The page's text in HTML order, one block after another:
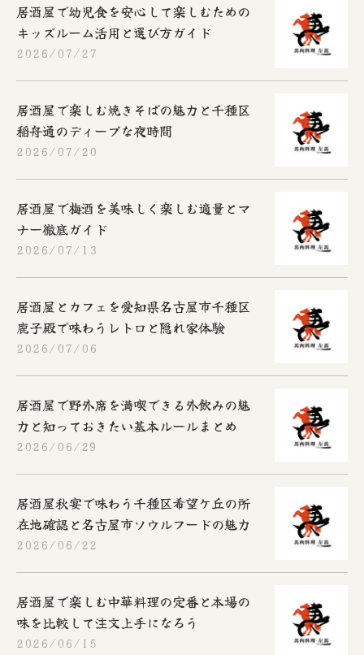
居酒屋で幼児食を安心して楽しむための
キッズルーム活用と選び方ガイド
2026/07/27
居酒屋で楽しむ焼きそばの魅力と千種区
稲舟通のディープな夜時間
2026/07/20
居酒屋で梅酒を美味しく楽しむ適量とマ
ナー徹底ガイド
2026/07/13
居酒屋とカフェを愛知県名古屋市千種区
鹿子殿で味わうレトロと隠れ家体験
2026/07/06
居酒屋で野外席を満喫できる外飲みの魅
力と知っておきたい基本ルールまとめ
2026/06/29
居酒屋秋宴で味わう千種区希望ケ丘の所
在地確認と名古屋市ソウルフードの魅力
2026/06/22
居酒屋で楽しむ中華料理の定番と本場の
味を比較して注文上手になろう
2026/06/15